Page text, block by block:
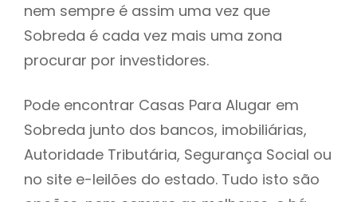
nem sempre é assim uma vez que
Sobreda é cada vez mais uma zona
procurar por investidores.
Pode encontrar Casas Para Alugar em
Sobreda junto dos bancos, imobiliárias,
Autoridade Tributária, Segurança Social ou
no site e-leilões do estado. Tudo isto são